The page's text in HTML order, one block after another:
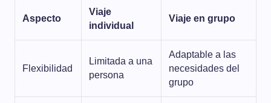
Aspecto
Viaje
individual
Viaje en grupo
Flexibilidad
Limitada a una
persona
Adaptable a las
necesidades del
grupo